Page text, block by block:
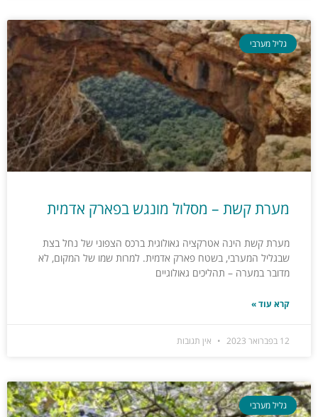
גליל מערבי
מערת קשת – מסלול מונגש בפארק אדמית
מערת קשת הינה אטרקציה גאולוגית ברכס הצפוני של נחל בצת
שבגליל המערבי, בשטח פארק אדמית. למרות שמו של המקום, לא
מדובר במערה – תהליכים גאולוגיים
קרא עוד »
12 בפברואר 2023 אין תגובות
גליל מערבי